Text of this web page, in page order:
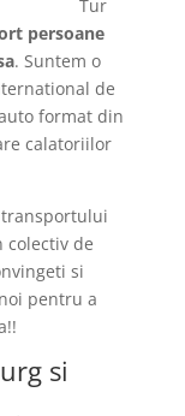
Tur
persoane
. Suntem o
de
format din
calatoriilor
de
si
pentru a
si